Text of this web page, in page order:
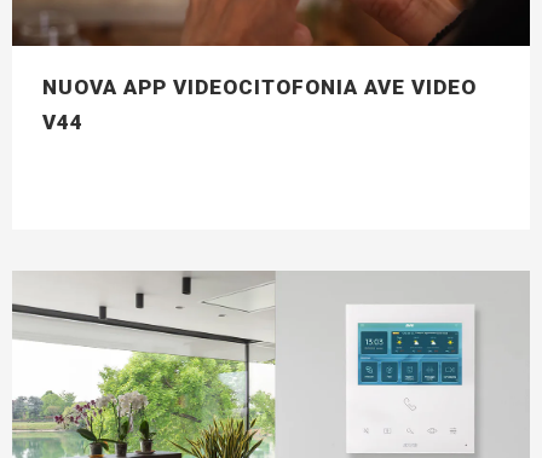
NUOVA APP VIDEOCITOFONIA AVE VIDEO
V44